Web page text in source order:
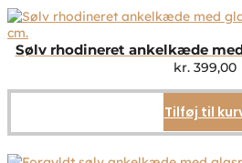
Sølv rhodineret ankelkæde
kr.399,00
Tilføj til